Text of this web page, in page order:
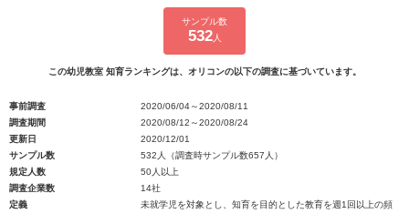
サンプル数
532人
この幼児教室 知育ランキングは、オリコンの以下の調査に基づいています。
事前調査
2020/06/04～2020/08/11
調査期間
2020/08/12～2020/08/24
更新日
2020/12/01
サンプル数
532人（調査時サンプル数657人）
規定人数
50人以上
調査企業数
14社
定義
未就学児を対象とし、知育を目的とした教育を週1回以上の頻